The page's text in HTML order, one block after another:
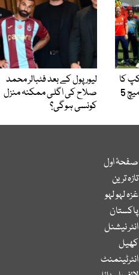
سی ویمن ٹی 20 کپ کا
شیڈول جاری، پاک بھارت میچ 5
لیور پول کے بعد فٹبالر محمد
صلاح کی اگلی ممکنہ منزل
کونسی ہوگی؟
صفحۂ اول
تازہ ترین
غزہ لہو لہو
پاکستان
انٹر نیشنل
کھیل
انٹرٹینمنٹ